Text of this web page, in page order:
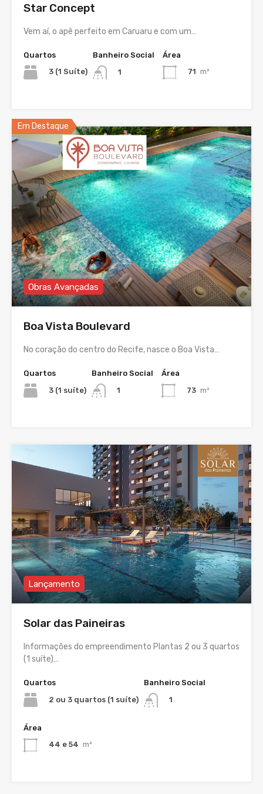
Star Concept
Vem aí, o apê perfeito em Caruaru e com um…
Quartos
3 (1 Suíte)
Banheiro Social
1
Área
71 m²
Em Destaque
Obras Avançadas
Boa Vista Boulevard
No coração do centro do Recife, nasce o Boa Vista…
Quartos
3 (1 suíte)
Banheiro Social
1
Área
73 m²
Lançamento
Solar das Paineiras
Informações do empreendimento Plantas 2 ou 3 quartos
(1 suíte)…
Quartos
2 ou 3 quartos (1 suíte)
Banheiro Social
1
Área
44 e 54 m²